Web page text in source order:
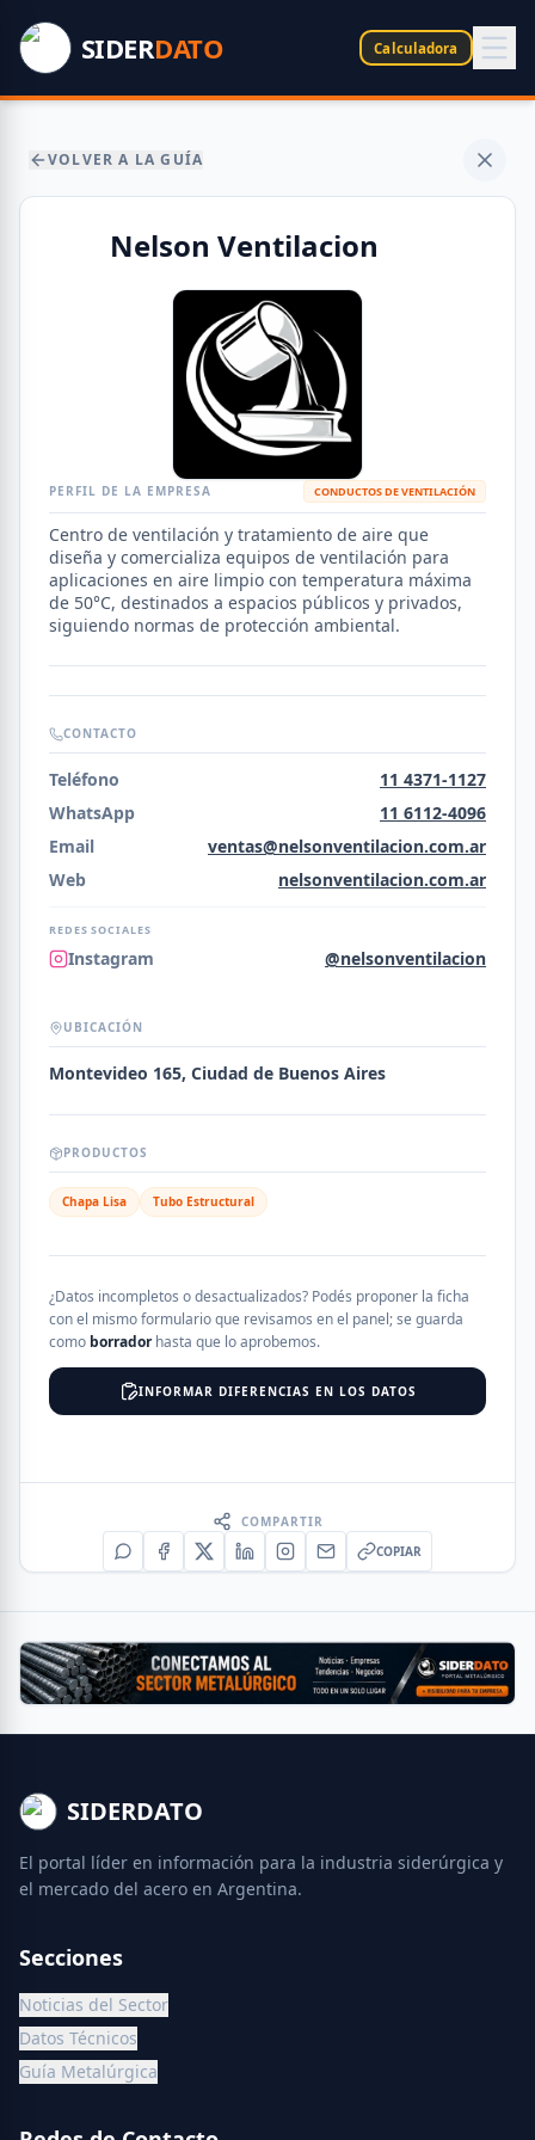
SIDERDATO Calculadora
VOLVER A LA GUÍA
Nelson Ventilacion
PERFIL DE LA EMPRESA CONDUCTOS DE VENTILACIÓN
Centro de ventilación y tratamiento de aire que
diseña y comercializa equipos de ventilación para
aplicaciones en aire limpio con temperatura máxima
de 50°C, destinados a espacios públicos y privados,
siguiendo normas de protección ambiental.
CONTACTO
Teléfono
11 4371-1127
WhatsApp
11 6112-4096
Email
ventas@nelsonventilacion.com.ar
Web
nelsonventilacion.com.ar
REDES SOCIALES
Instagram @nelsonventilacion
UBICACIÓN
Montevideo 165, Ciudad de Buenos Aires
PRODUCTOS
Chapa Lisa Tubo Estructural
¿Datos incompletos o desactualizados? Podés proponer la ficha
con el mismo formulario que revisamos en el panel; se guarda
como borradorhasta que lo aprobemos.
INFORMAR DIFERENCIAS EN LOS DATOS
COMPARTIR
COPIAR
SIDERDATO
El portal líder en información para la industria siderúrgica y
el mercado del acero en Argentina.
Secciones
Noticias del Sector
Datos Técnicos
Guía Metalúrgica